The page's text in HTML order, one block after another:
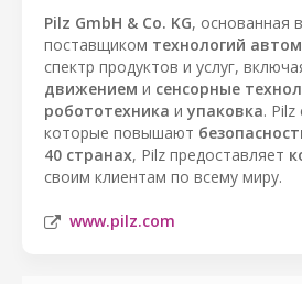
Pilz GmbH & Co. KG, основанная
поставщиком технологий
спектр продуктов и услуг,
движением и сенсорные
робототехника и упаковка.
которые повышают
40 странах, Pilz предоставляет
своим клиентам по всему миру.
www.pilz.com